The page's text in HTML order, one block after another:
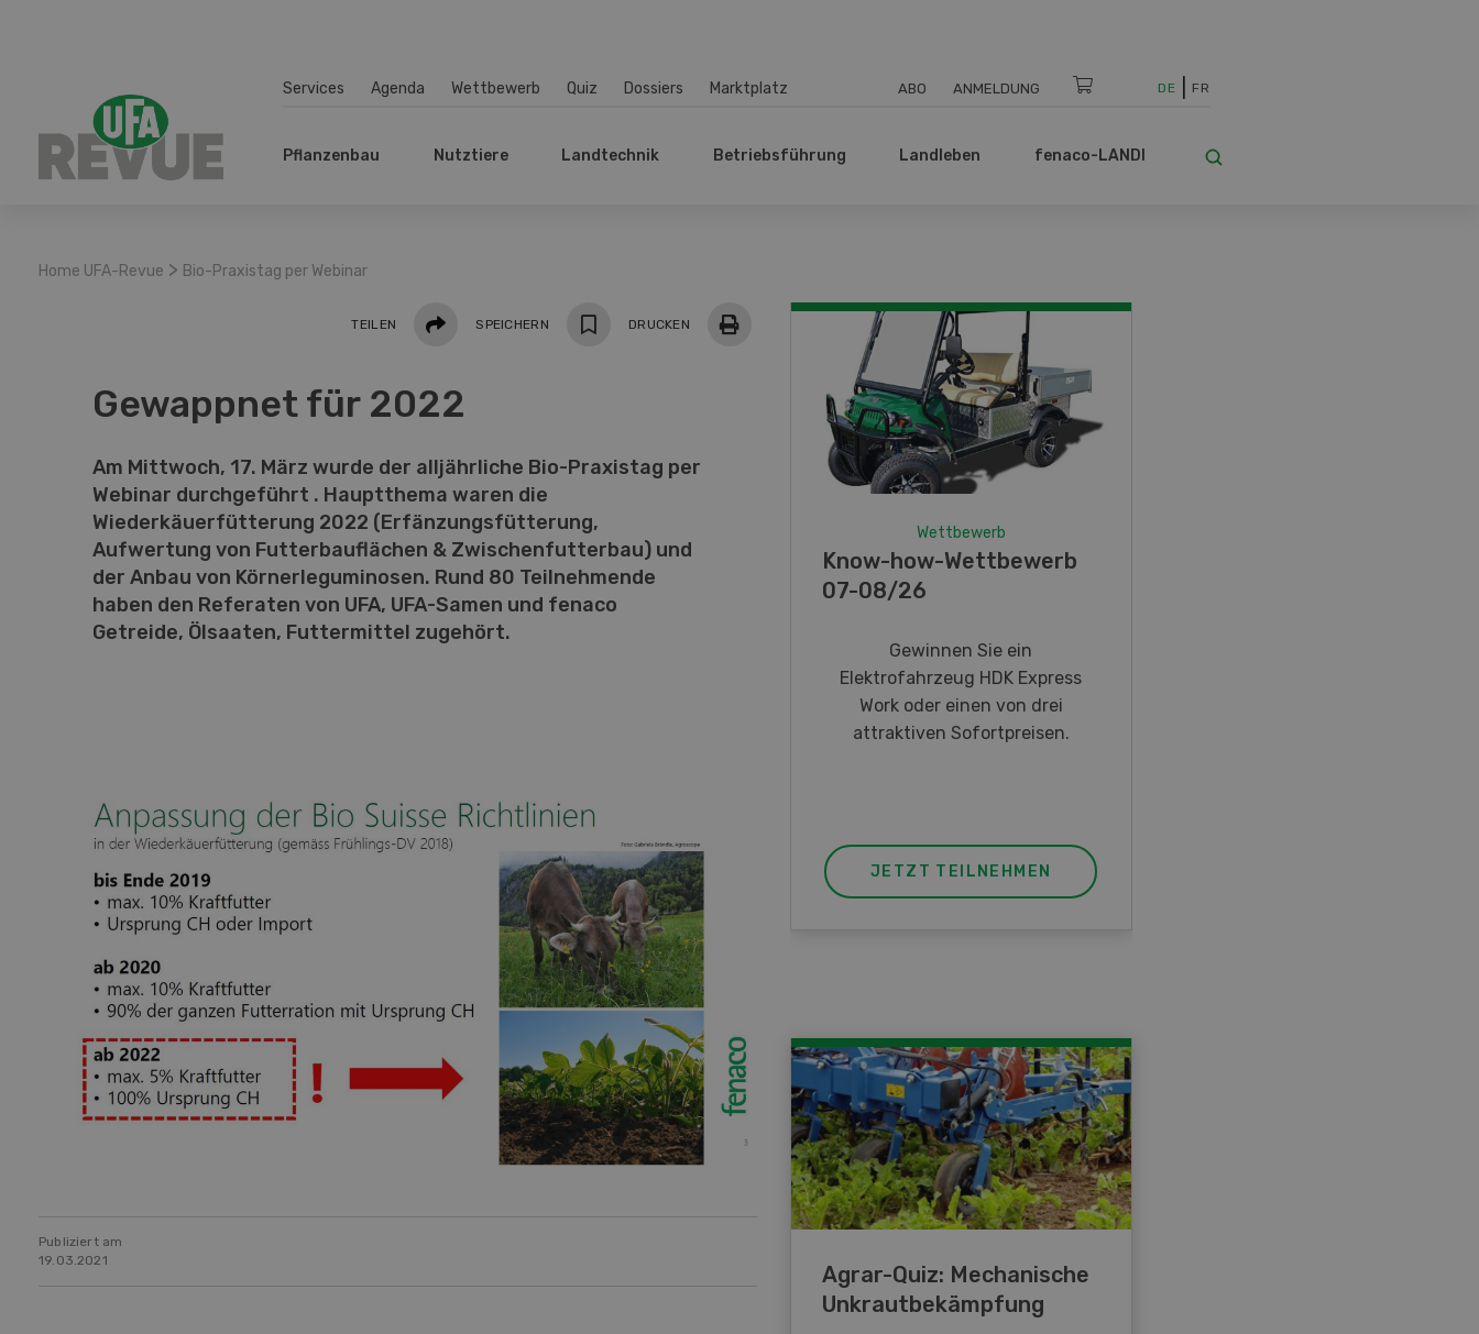
Services Agenda Wettbewerb Quiz Dossiers Marktplatz ABO ANMELDUNG DE FR
Pflanzenbau Nutztiere Landtechnik Betriebsführung Landleben fenaco-LANDI
Home UFA-Revue > Bio-Praxistag per Webinar
TEILEN Teilen SPEICHERN DRUCKEN
Gewappnet für 2022
Am Mittwoch, 17. März wurde der alljährliche Bio-Praxistag per
Webinar durchgeführt . Hauptthema waren die
Wiederkäuerfütterung 2022 (Erfänzungsfütterung,
Aufwertung von Futterbauflächen & Zwischenfutterbau) und
der Anbau von Körnerleguminosen. Rund 80 Teilnehmende
haben den Referaten von UFA, UFA-Samen und fenaco
Getreide, Ölsaaten, Futtermittel zugehört.
Publiziert am
19.03.2021
Wettbewerb
Know-how-Wettbewerb
07-08/26
Gewinnen Sie ein
Elektrofahrzeug HDK Express
Work oder einen von drei
attraktiven Sofortpreisen.
JETZT TEILNEHMEN
Agrar-Quiz: Mechanische
Unkrautbekämpfung